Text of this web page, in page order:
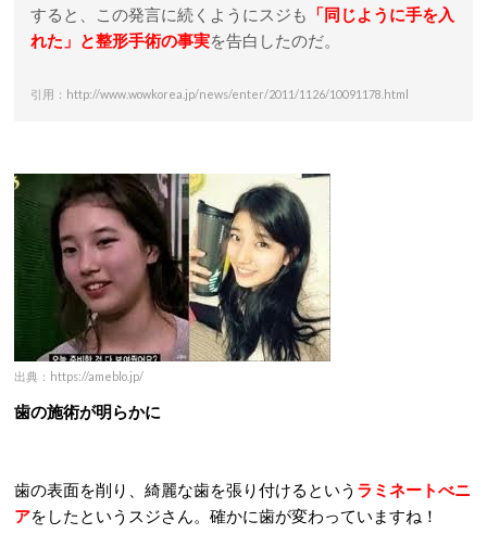
すると、この発言に続くようにスジも
「同じように手を入
れた」と整形手術の事実を告白したのだ。
引用：http://www.wowkorea.jp/news/enter/2011/1126/10091178.html
出典：https://ameblo.jp/
歯の施術が明らかに
歯の表面を削り、綺麗な歯を張り付けるという ラミネートべニ
アをしたというスジさん。確かに歯が変わっていますね！